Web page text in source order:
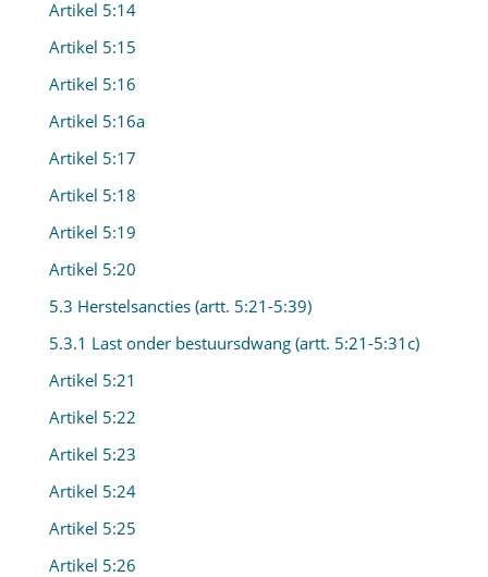
Artikel 5:14
Artikel 5:15
Artikel 5:16
Artikel 5:16a
Artikel 5:17
Artikel 5:18
Artikel 5:19
Artikel 5:20
5.3 Herstelsancties (artt. 5:21-5:39)
5.3.1 Last onder bestuursdwang (artt. 5:21-5:31c)
Artikel 5:21
Artikel 5:22
Artikel 5:23
Artikel 5:24
Artikel 5:25
Artikel 5:26